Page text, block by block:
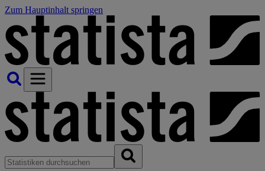
Zum Hauptinhalt springen